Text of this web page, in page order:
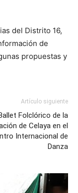
del Distrito 16,
de
propuestas y
Artículo siguiente
Folclórico de la
de Celaya en el
Internacional de
Danza